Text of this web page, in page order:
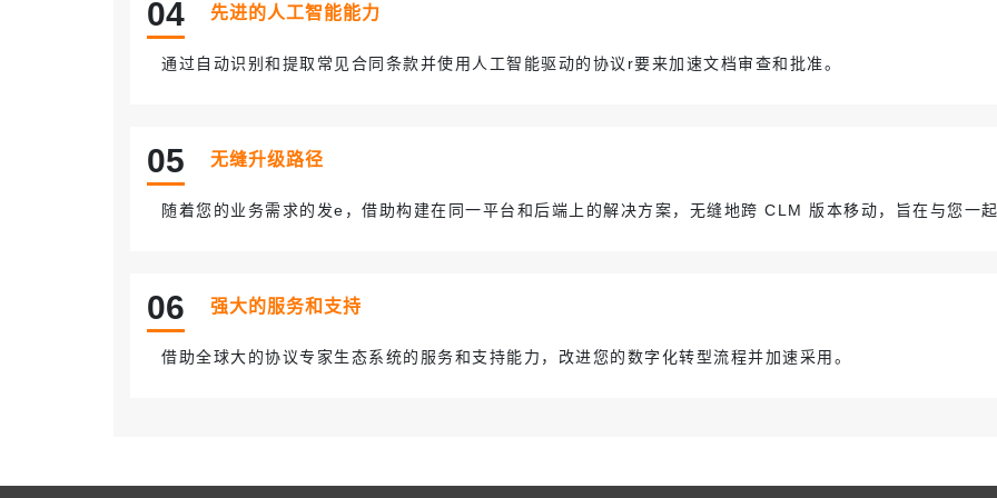
04 先进的人工智能能力
通过自动识别和提取常见合同条款并使用人工智能驱动的协议r要来加速文档审查和批准。
05 无缝升级路径
随着您的业务需求的发e，借助构建在同一平台和后端上的解决方案，无缝地跨 CLM 版本移动，旨在与您一
06 强大的服务和支持
借助全球大的协议专家生态系统的服务和支持能力，改进您的数字化转型流程并加速采用。